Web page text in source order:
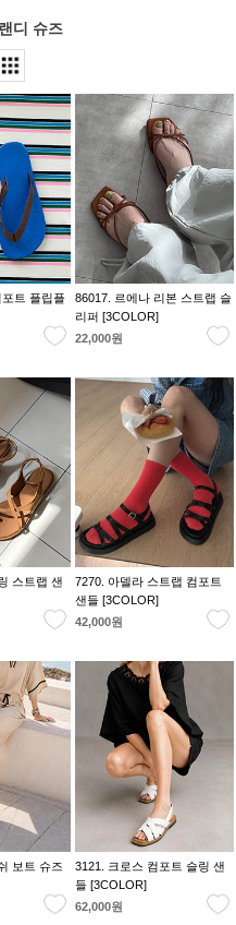
디 슈즈
트 플립플
86017. 르에나 리본 스트랩 슬
리퍼 [3COLOR]
22,000원
스트랩 샌
7270. 아델라 스트랩 컴포트
샌들 [3COLOR]
42,000원
보트 슈즈
3121. 크로스 컴포트 슬링 샌
들 [3COLOR]
62,000원